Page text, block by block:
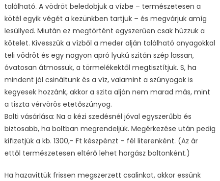
található. A vödröt beledobjuk a vízbe – természetesen a
kötél egyik végét a kezünkben tartjuk – és megvárjuk amíg
lesüllyed. Miután ez megtörtént egyszerűen csak húzzuk a
kötelet. Kivesszük a vízből a meder alján található anyagokkal
teli vödröt és egy nagyon apró lyukú szitán szép lassan,
óvatosan átmossuk, a törmelékektől megtisztítjuk. S, ha
mindent jól csináltunk és a víz, valamint a szúnyogok is
kegyesek hozzánk, akkor a szita alján nem marad más, mint
a tiszta vérvörös etetőszúnyog.
Bolti vásárlása: Na a kézi szedésnél jóval egyszerűbb és
biztosabb, ha boltban megrendeljük. Megérkezése után pedig
kifizetjük a kb. 1300,- Ft készpénzt – fél literenként. (Az ár
ettől természetesen eltérő lehet horgász boltonként.)
Ha hazavittük frissen megszerzett csalinkat, akkor essünk